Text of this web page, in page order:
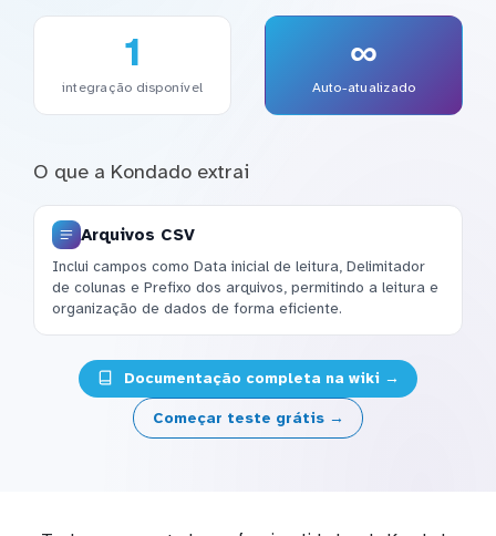
1
integração disponível
∞
Auto-atualizado
O que a Kondado extrai
Arquivos CSV
Inclui campos como Data inicial de leitura, Delimitador
de colunas e Prefixo dos arquivos, permitindo a leitura e
organização de dados de forma eficiente.
Documentação completa na wiki →
Começar teste grátis →